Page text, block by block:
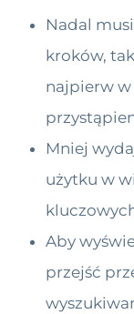
Nadal
kroków,
najpierw
Mniej
użytku w
Aby
przejść